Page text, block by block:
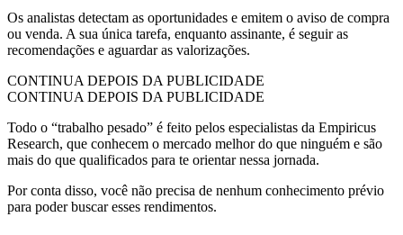
Os analistas detectam as oportunidades e emitem o aviso de compra
ou venda. A sua única tarefa, enquanto assinante, é seguir as
recomendações e aguardar as valorizações.
CONTINUA DEPOIS DA PUBLICIDADE
CONTINUA DEPOIS DA PUBLICIDADE
Todo o “trabalho pesado” é feito pelos especialistas da Empiricus
Research, que conhecem o mercado melhor do que ninguém e são
mais do que qualificados para te orientar nessa jornada.
Por conta disso, você não precisa de nenhum conhecimento prévio
para poder buscar esses rendimentos.